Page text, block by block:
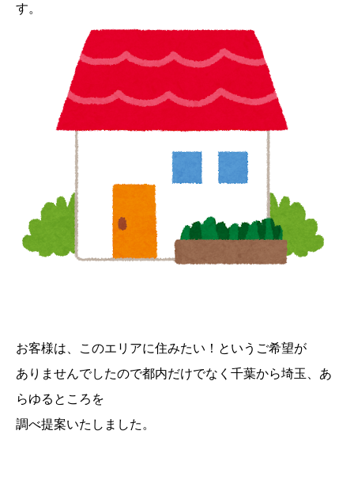
す。
お客様は、このエリアに住みたい！というご希望が
ありませんでしたので都内だけでなく千葉から埼玉、あ
らゆるところを
調べ提案いたしました。